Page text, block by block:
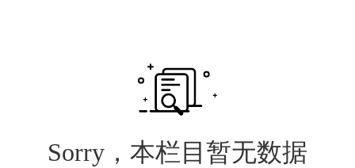
Sorry，本栏目暂无数据